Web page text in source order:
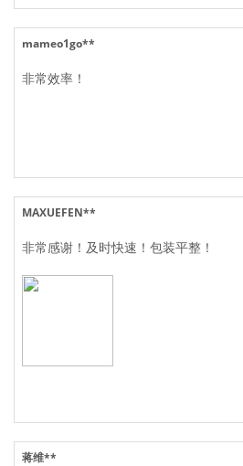
mameo1go**
非常效率！
MAXUEFEN**
非常感谢！及时快速！包装平整！
蒋维**